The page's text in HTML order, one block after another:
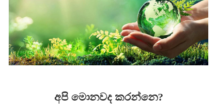
අපි මොනවද කරන්නෙ?